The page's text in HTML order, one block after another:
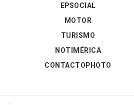
EPSOCIAL
MOTOR
TURISMO
NOTIMÉRICA
CONTACTOPHOTO